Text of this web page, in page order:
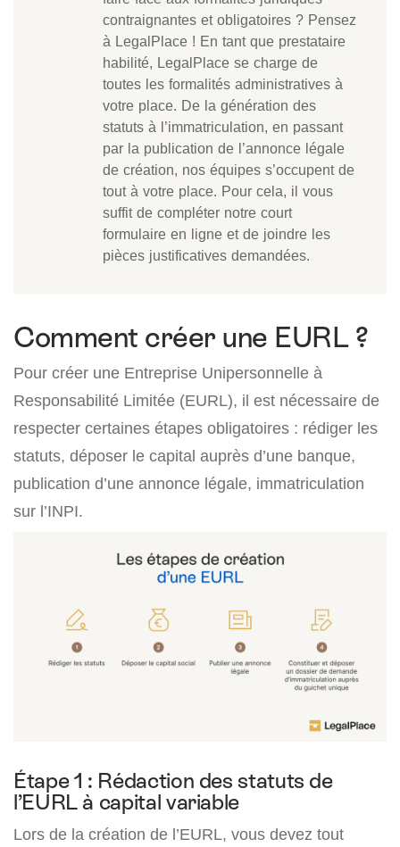
contraignantes et obligatoires ? Pensez
à LegalPlace ! En tant que prestataire
habilité, LegalPlace se charge de
toutes les formalités administratives à
votre place. De la génération des
statuts à l’immatriculation, en passant
par la publication de l’annonce légale
de création, nos équipes s’occupent de
tout à votre place. Pour cela, il vous
suffit de compléter notre court
formulaire en ligne et de joindre les
pièces justificatives demandées.
Comment créer une EURL ?
Pour créer une Entreprise Unipersonnelle à
Responsabilité Limitée (EURL), il est nécessaire de
respecter certaines étapes obligatoires : rédiger les
statuts, déposer le capital auprès d’une banque,
publication d’une annonce légale, immatriculation
sur l’INPI.
Étape 1 : Rédaction des statuts de
l’EURL à capital variable
Lors de la création de l’EURL, vous devez tout